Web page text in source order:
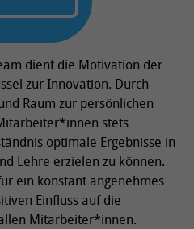
dient die Motivation der
zur Innovation. Durch
Raum zur persönlichen
stets
optimale Ergebnisse in
Lehre erzielen zu können.
ein konstant angenehmes
Einfluss auf die
Mitarbeiter*innen.